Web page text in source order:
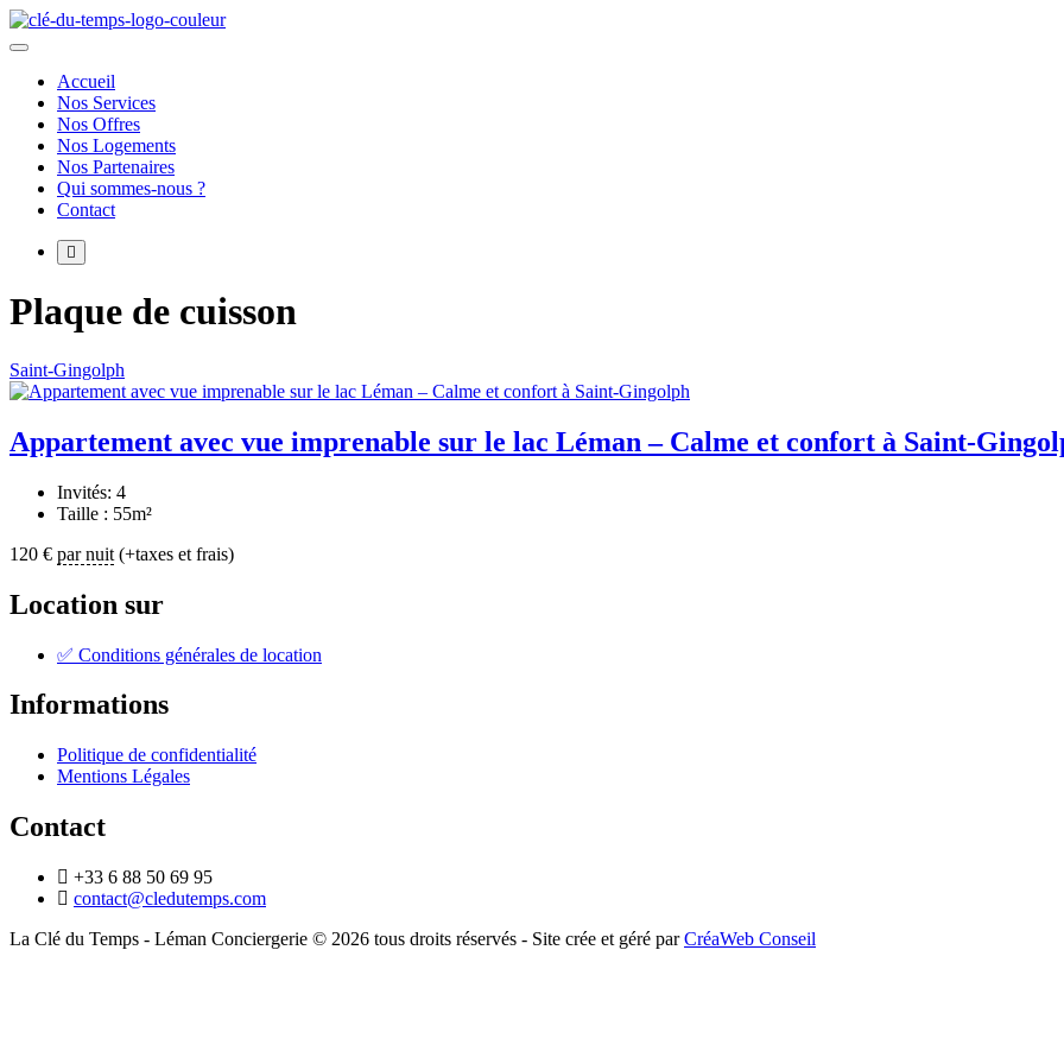
Skip
to
Accueil
Nos Services
Nos Offres
Nos Logements
Nos Partenaires
Qui sommes-nous ?
Contact
More
Plaque de cuisson
Saint-Gingolph
Appartement avec vue imprenable sur le lac Léman – Calme et confort à Saint-
Invités: 4
Taille : 55m²
120 € par nuit (+taxes et frais)
Location sur
✅ Conditions générales de location
Informations
Politique de confidentialité
Mentions Légales
Contact
+33 6 88 50 69 95
contact@cledutemps.com
La Clé du Temps - Léman Conciergerie © 2026 tous droits réservés - Site crée et géré parCréaWeb Conseil